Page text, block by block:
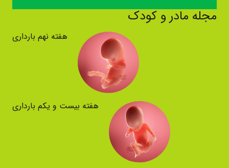
مجله مادر و کودک
هفته نهم بارداری
هفته بیست و یکم بارداری